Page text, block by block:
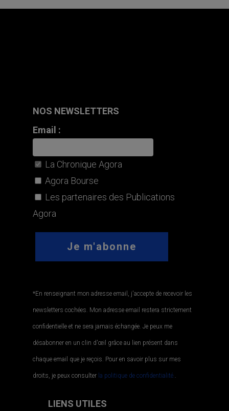
NOS NEWSLETTERS
Email :
La Chronique Agora
Agora Bourse
Les partenaires des Publications
Agora
*En renseignant mon adresse email, j'accepte de recevoir les
newsletters cochées. Mon adresse email restera strictement
confidentielle et ne sera jamais échangée. Je peux me
désabonner en un clin d'œil grâce au lien présent dans
chaque email que je reçois. Pour en savoir plus sur mes
droits, je peux consulter la politique de confidentialité..
LIENS UTILES